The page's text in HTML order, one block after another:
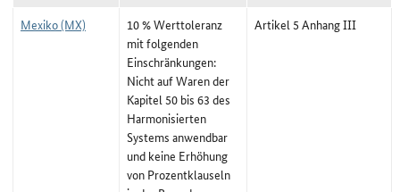
Mexiko (MX)
10 % Werttoleranz
mit folgenden
Einschränkungen:
Nicht auf Waren der
Kapitel 50 bis 63 des
Harmonisierten
Systems anwendbar
und keine Erhöhung
von Prozentklauseln
Artikel 5 Anhang III